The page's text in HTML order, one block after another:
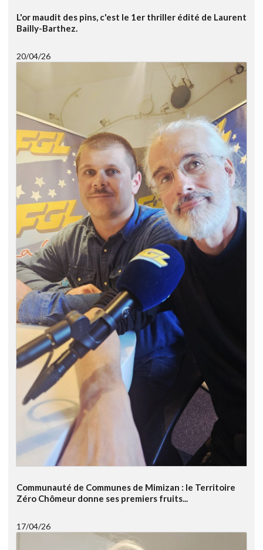
L'or maudit des pins, c'est le 1er thriller édité de Laurent
Bailly-Barthez.
20/04/26
Communauté de Communes de Mimizan : le Territoire
Zéro Chômeur donne ses premiers fruits...
17/04/26